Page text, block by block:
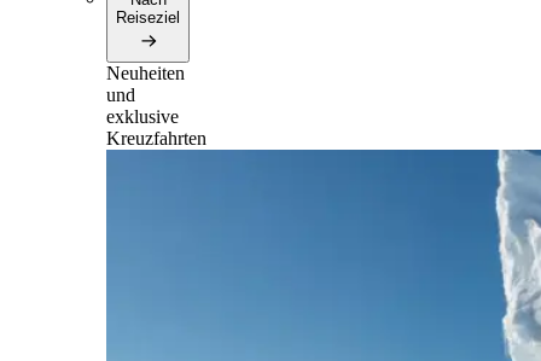
Reiseziel
Neuheiten
und
exklusive
Kreuzfahrten